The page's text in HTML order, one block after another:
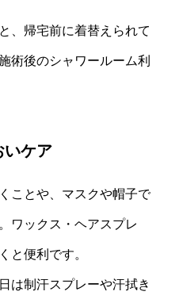
、帰宅前に着替えられて
術後のシャワールーム利
いケア
ことや、マスクや帽子で
ワックス・ヘアスプレ
と便利です。
は制汗スプレーや汗拭き